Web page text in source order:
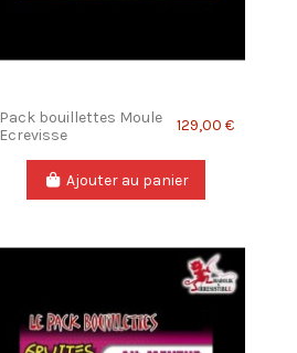
Pack bouillettes Moule
Ecrevisse
129,00 €
Ajouter au panier